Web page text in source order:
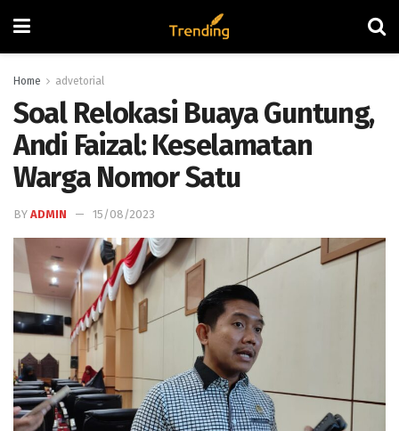
Home advetorial
Soal Relokasi Buaya Guntung,
Andi Faizal: Keselamatan
Warga Nomor Satu
BY ADMIN 15/08/2023